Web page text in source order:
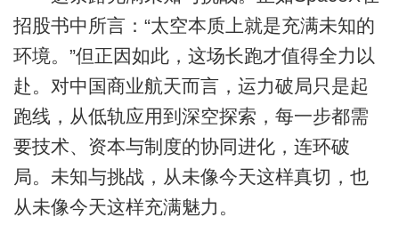
招股书中所言：“太空本质上就是充满未知的
环境。”但正因如此，这场长跑才值得全力以
赴。对中国商业航天而言，运力破局只是起
跑线，从低轨应用到深空探索，每一步都需
要技术、资本与制度的协同进化，连环破
局。未知与挑战，从未像今天这样真切，也
从未像今天这样充满魅力。